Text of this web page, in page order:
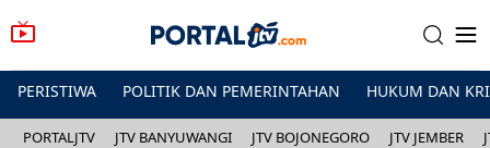
PERISTIWA POLITIK DAN PEMERINTAHAN HUKUM DAN
PORTALJTV JTV BANYUWANGI JTV BOJONEGORO JTV JEMBER